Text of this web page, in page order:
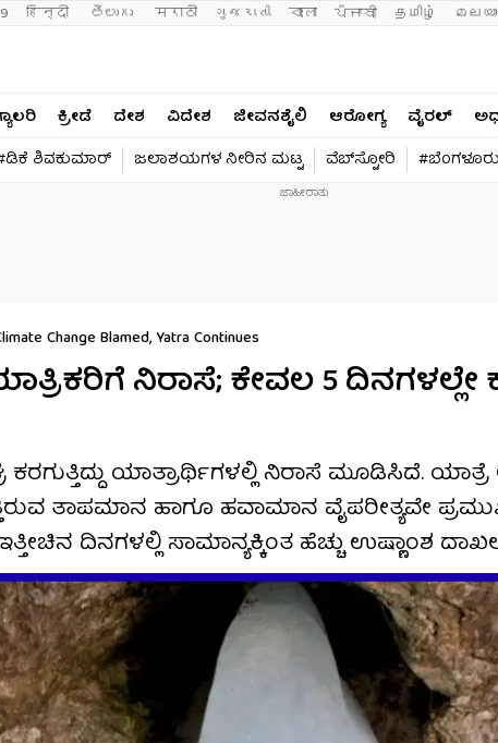
हिन्दी తెలుగు मराठी ગુજરાતી বাংলা ਪੰਜਾਬੀ தமிழ்
ಕ್ರೀಡೆ ದೇಶ ವಿದೇಶ ಜೀವನಶೈಲಿ ಆರೋಗ್ಯ ವೈರಲ್​
ಶಿವಕುಮಾರ್​ ಜಲಾಶಯಗಳ ನೀರಿನ ಮಟ್ಟ ವೆಬ್​ಸ್ಟೋರಿ
Change Blamed, Yatra Continues
ನಿರಾಸೆ; ಕೇವಲ 5 ದಿನಗಳಲ್ಲೇ
ಯಾತ್ರಾರ್ಥಿಗಳಲ್ಲಿ ನಿರಾಸೆ ಮೂಡಿಸಿದೆ.
ತಾಪಮಾನ ಹಾಗೂ ಹವಾಮಾನ ವೈಪರೀತ್ಯವೇ
ದಿನಗಳಲ್ಲಿ ಸಾಮಾನ್ಯಕ್ಕಿಂತ ಹೆಚ್ಚು ಉಷ್ಣಾಂಶ